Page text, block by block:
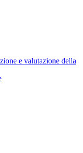
e valutazione della